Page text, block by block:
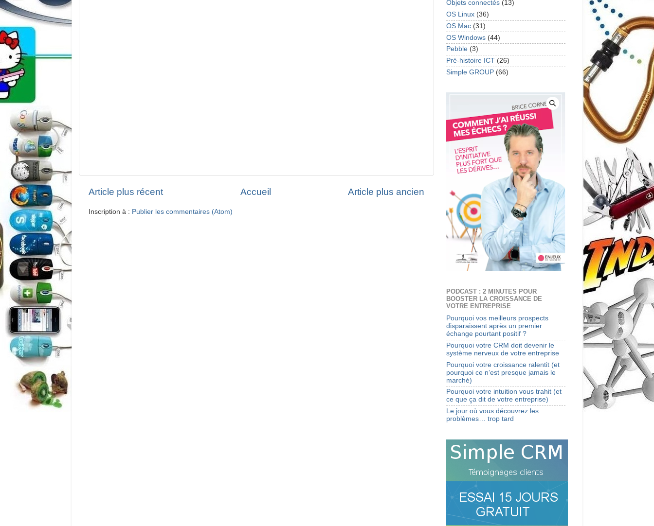
Article plus récent Article plus ancien
Accueil
Inscription à : Publier les commentaires (Atom)
Objets connectés (13)
OS Linux (36)
OS Mac (31)
OS Windows (44)
Pebble (3)
Pré-histoire ICT (26)
Simple GROUP (66)
PODCAST : 2 MINUTES POUR
BOOSTER LA CROISSANCE DE
VOTRE ENTREPRISE
Pourquoi vos meilleurs prospects
disparaissent après un premier
échange pourtant positif ?
Pourquoi votre CRM doit devenir le
système nerveux de votre entreprise
Pourquoi votre croissance ralentit (et
pourquoi ce n’est presque jamais le
marché)
Pourquoi votre intuition vous trahit (et
ce que ça dit de votre entreprise)
Le jour où vous découvrez les
problèmes… trop tard